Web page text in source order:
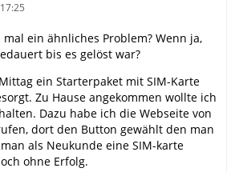
ein ähnliches Problem? Wenn ja,
bis es gelöst war?
ein Starterpaket mit SIM-Karte
Zu Hause angekommen wollte ich
Dazu habe ich die Webseite von
dort den Button gewählt den man
als Neukunde eine SIM-karte
ohne Erfolg.